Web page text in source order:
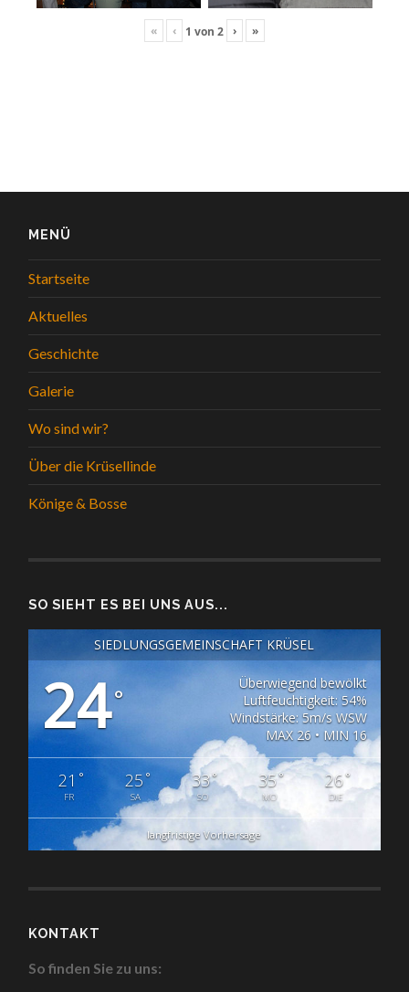
« ‹ 1 von 2 › »
MENÜ
Startseite
Aktuelles
Geschichte
Galerie
Wo sind wir?
Über die Krüsellinde
Könige & Bosse
SO SIEHT ES BEI UNS AUS...
SIEDLUNGSGEMEINSCHAFT KRÜSEL
24°
Überwiegend bewölkt
Luftfeuchtigkeit: 54%
Windstärke: 5m/s WSW
MAX 26 • MIN 16
21 °
FR
25°
SA
33°
SO
35°
MO
26°
DIE
langfristige Vorhersage
KONTAKT
So finden Sie zu uns: